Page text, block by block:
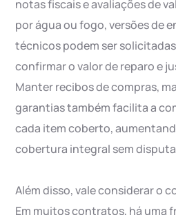
notas fiscais e avaliações de
por água ou fogo, versões de
técnicos podem ser
confirmar o valor de reparo e
Manter recibos de compras,
garantias também facilita a
cada item coberto,
cobertura integral sem
Além disso, vale considerar o
Em muitos contratos, há uma